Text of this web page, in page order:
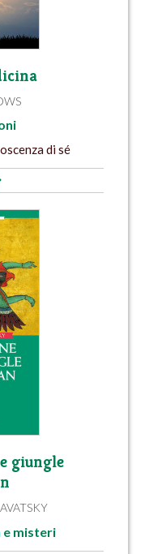
di sé
giungle
e misteri